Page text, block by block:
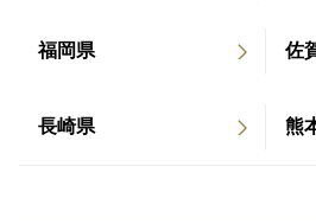
●…外見のキズが多めでそのまま
また完熟品をお送りしますので
福岡県 佐
長崎県 熊